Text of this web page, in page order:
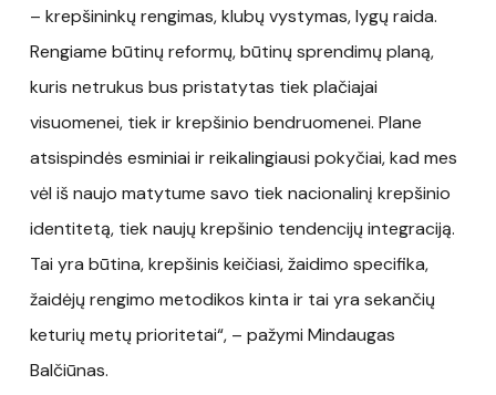
– krepšininkų rengimas, klubų vystymas, lygų raida.
Rengiame būtinų reformų, būtinų sprendimų planą,
kuris netrukus bus pristatytas tiek plačiajai
visuomenei, tiek ir krepšinio bendruomenei. Plane
atsispindės esminiai ir reikalingiausi pokyčiai, kad mes
vėl iš naujo matytume savo tiek nacionalinį krepšinio
identitetą, tiek naujų krepšinio tendencijų integraciją.
Tai yra būtina, krepšinis keičiasi, žaidimo specifika,
žaidėjų rengimo metodikos kinta ir tai yra sekančių
keturių metų prioritetai“, – pažymi Mindaugas
Balčiūnas.